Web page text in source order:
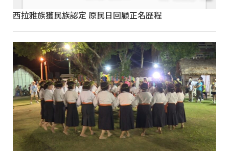
西拉雅族獲民族認定 原民日回顧正名歷程